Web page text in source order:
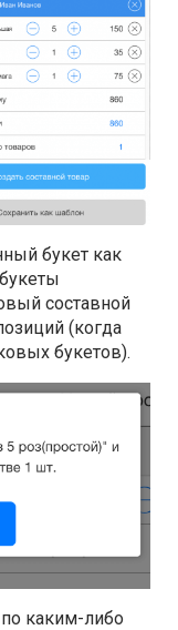
букет как
составной
(когда
букетов).
по каким-либо